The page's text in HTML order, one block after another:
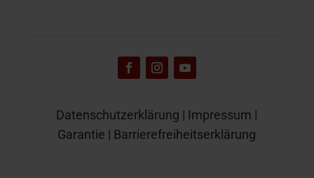
Datenschutzerklärung | Impressum |
Garantie | Barrierefreiheitserklärung